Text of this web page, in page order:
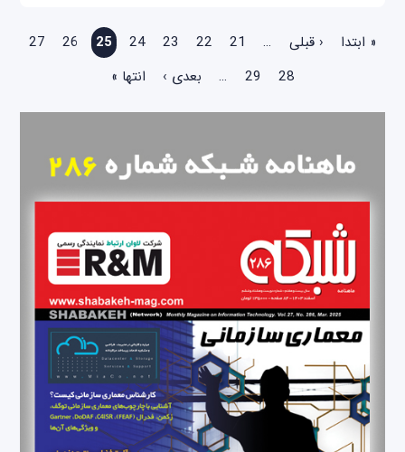
صفحه‌ها
« ابتدا ‹ قبلی …
21
22
23
24
25
26
27
28
29
… بعدی › انتها »